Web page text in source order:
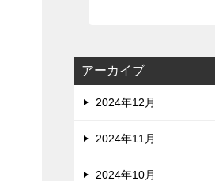
アーカイブ
2024年12月
2024年11月
2024年10月